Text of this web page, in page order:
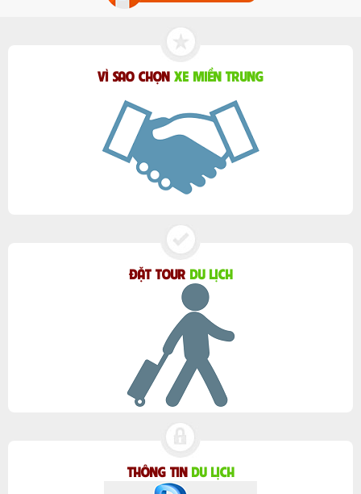
VÌ SAO CHỌN XE MIỀN TRUNG
ĐẶT TOUR DU LỊCH
THÔNG TIN DU LỊCH